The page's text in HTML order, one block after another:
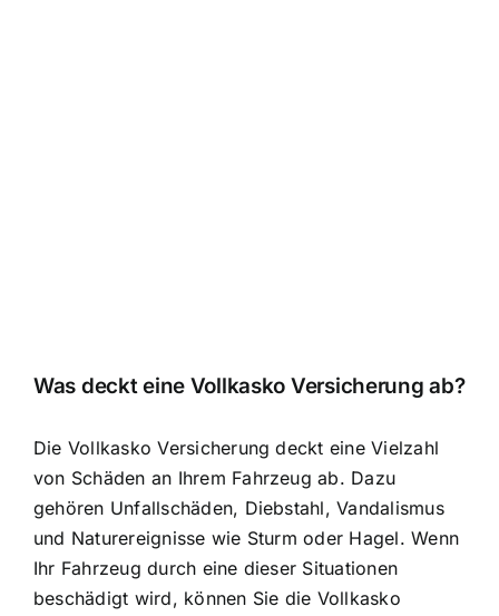
Was deckt eine Vollkasko Versicherung ab?
Die Vollkasko Versicherung deckt eine Vielzahl
von Schäden an Ihrem Fahrzeug ab. Dazu
gehören Unfallschäden, Diebstahl, Vandalismus
und Naturereignisse wie Sturm oder Hagel. Wenn
Ihr Fahrzeug durch eine dieser Situationen
beschädigt wird, können Sie die Vollkasko